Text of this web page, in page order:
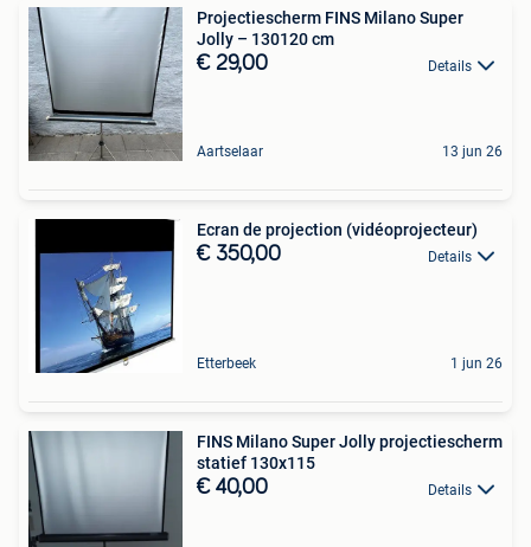
Projectiescherm FINS Milano Super
Jolly – 130120 cm
€ 29,00 Details
Aartselaar 13 jun 26
Ecran de projection (vidéoprojecteur)
€ 350,00 Details
Etterbeek 1 jun 26
FINS Milano Super Jolly projectiescherm
statief 130x115
€ 40,00 Details